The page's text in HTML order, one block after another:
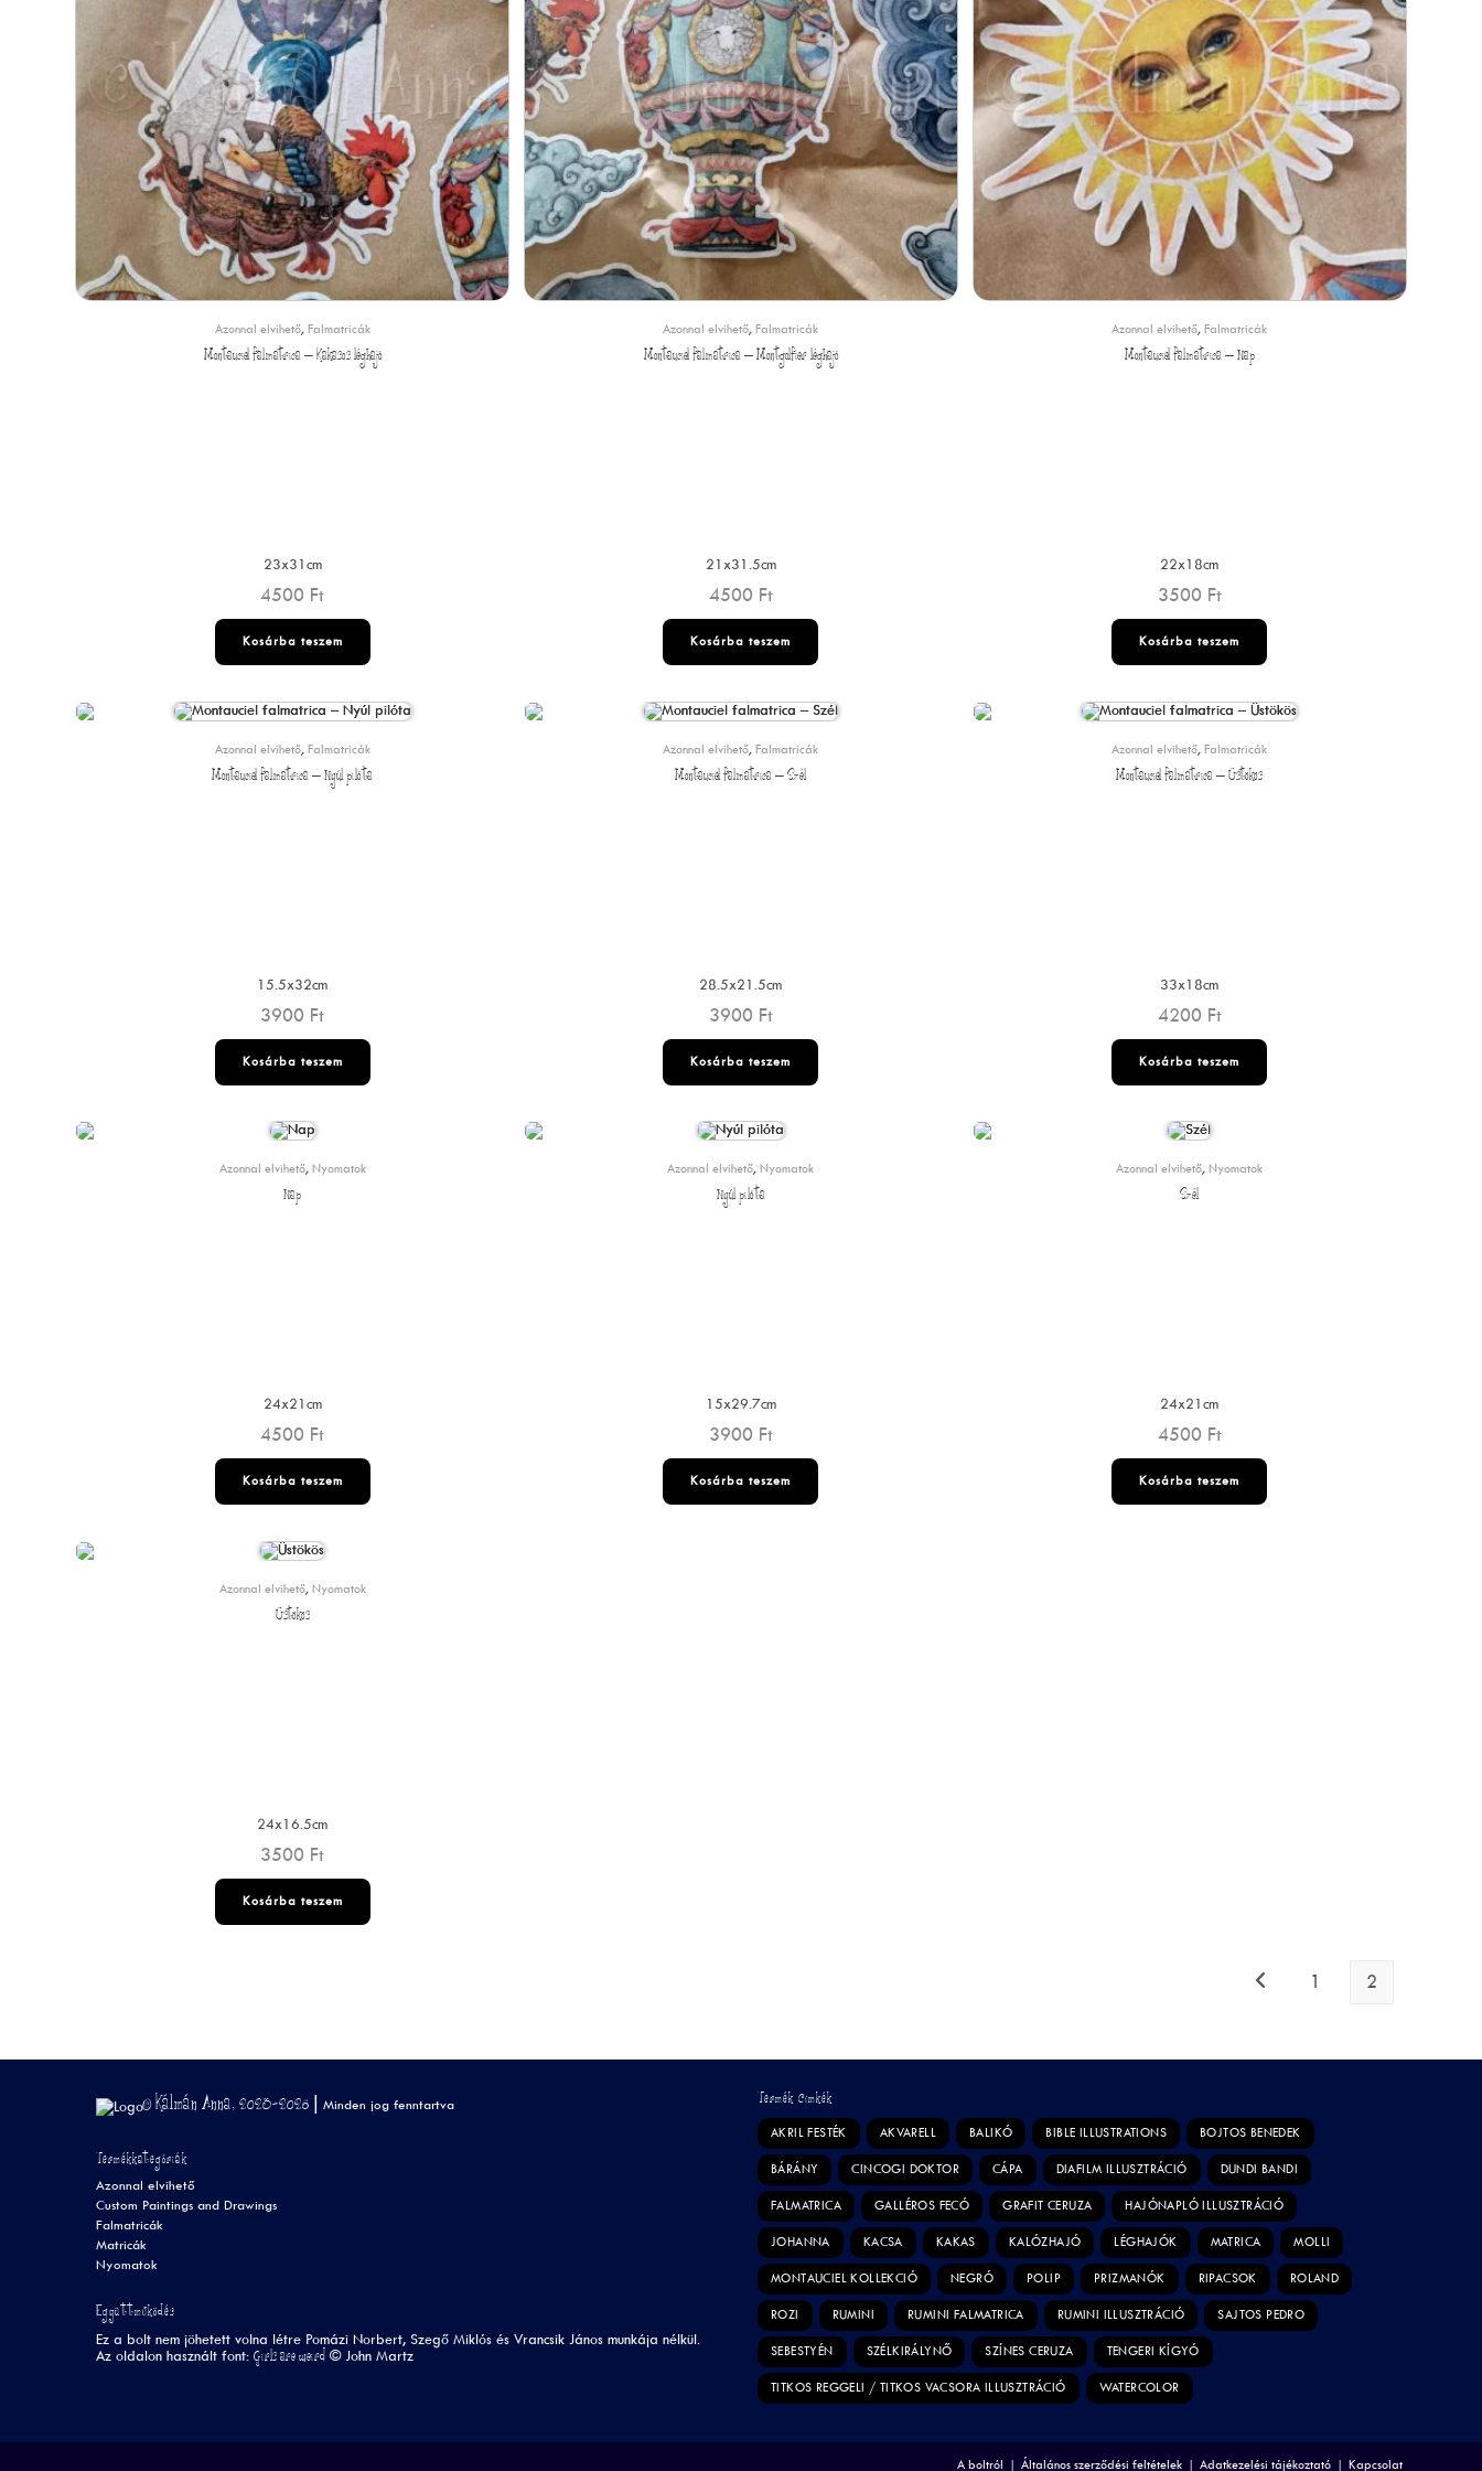
Azonnal elvihető, Falmatricák
Montauciel falmatrica – Kakasos léghajó
23x31cm
4500 Ft
Kosárba teszem
Azonnal elvihető, Falmatricák
Montauciel falmatrica – Montgolfier léghajó
21x31.5cm
4500 Ft
Kosárba teszem
Azonnal elvihető, Falmatricák
Montauciel falmatrica – Nap
22x18cm
3500 Ft
Kosárba teszem
Azonnal elvihető, Falmatricák
Montauciel falmatrica – Nyúl pilóta
15.5x32cm
3900 Ft
Kosárba teszem
Azonnal elvihető,Falmatricák
Montauciel falmatrica – Szél
28.5x21.5cm
3900 Ft
Kosárba teszem
Azonnal elvihető,Falmatricák
Montauciel falmatrica – Üstökös
33x18cm
4200 Ft
Kosárba teszem
Azonnal elvihető, Nyomatok
Nap
24x21cm
4500 Ft
Kosárba teszem
Azonnal elvihető, Nyomatok
Nyúl pilóta
15x29.7cm
3900 Ft
Kosárba teszem
Azonnal elvihető, Nyomatok
Szél
24x21cm
4500 Ft
Kosárba teszem
Azonnal elvihető, Nyomatok
Üstökös
24x16.5cm
3500 Ft
Kosárba teszem
1 2
© Kálmán Anna, 2023-2026 | Minden jog fenntartva
Termékkategóriák
Azonnal elvihető
Custom Paintings and Drawings
Falmatricák
Matricák
Nyomatok
Együttműködés
Ez a bolt nem jöhetett volna létre Pomázi Norbert, Szegő Miklós és Vrancsik János munkája nélkül.
Az oldalon használt font: Girls are weird © John Martz
Termék Címkék
AKRIL FESTÉK AKVARELL BALIKÓ BIBLE ILLUSTRATIONS BOJTOS BENEDEK
BÁRÁNY CINCOGI DOKTOR CÁPA DIAFILM ILLUSZTRÁCIÓ DUNDI BANDI
FALMATRICA GALLÉROS FECÓ GRAFIT CERUZA HAJÓNAPLÓ ILLUSZTRÁCIÓ
JOHANNA KACSA KAKAS KALÓZHAJÓ LÉGHAJÓK MATRICA MOLLI
MONTAUCIEL KOLLEKCIÓ NEGRÓ POLIP PRIZMANÓK RIPACSOK ROLAND
ROZI RUMINI RUMINI FALMATRICA RUMINI ILLUSZTRÁCIÓ SAJTOS PEDRO
SEBESTYÉN SZÉLKIRÁLYNŐ SZÍNES CERUZA TENGERI KÍGYÓ
TITKOS REGGELI / TITKOS VACSORA ILLUSZTRÁCIÓ WATERCOLOR
A boltról Általános szerződési feltételek Adatkezelési tájékoztató Kapcsolat